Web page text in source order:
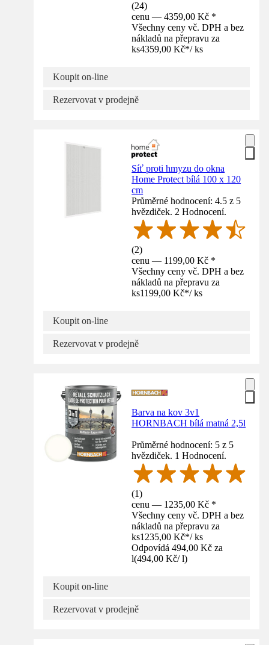
(24)
cenu — 4359,00 Kč *
Všechny ceny vč. DPH a bez
nákladů na přepravu za
ks4359,00 Kč*/ ks
Koupit on-line
Rezervovat v prodejně
Síť proti hmyzu do okna
Home Protect bílá 100 x 120
cm
Průměrné hodnocení: 4.5 z 5
hvězdiček. 2 Hodnocení.
(2)
cenu — 1199,00 Kč *
Všechny ceny vč. DPH a bez
nákladů na přepravu za
ks1199,00 Kč*/ ks
Koupit on-line
Rezervovat v prodejně
Barva na kov 3v1
HORNBACH bílá matná 2,5l
Průměrné hodnocení: 5 z 5
hvězdiček. 1 Hodnocení.
(1)
cenu — 1235,00 Kč *
Všechny ceny vč. DPH a bez
nákladů na přepravu za
ks1235,00 Kč*/ ks
Odpovídá 494,00 Kč za
l(494,00 Kč/ l)
Koupit on-line
Rezervovat v prodejně